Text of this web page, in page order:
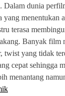
Dalam dunia
yang menentukan
terasa
Banyak film
twist yang tidak
cepat sehingga
menantang